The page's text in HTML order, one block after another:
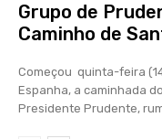
Grupo de
Caminho de
Começou quinta-feira
Espanha, a caminhada
Presidente Prudente,